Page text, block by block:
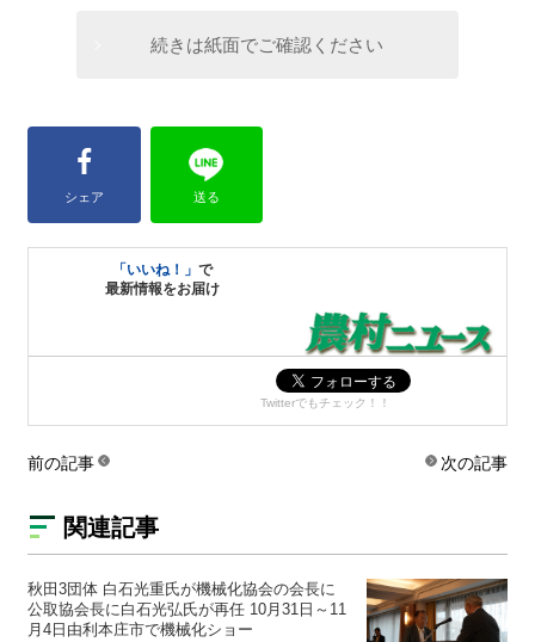
続きは紙面でご確認ください
シェア 送る
「いいね！」で
最新情報をお届け
Twitterでもチェック！！
前の記事 次の記事
関連記事
秋田3団体 白石光重氏が機械化協会の会長に
公取協会長に白石光弘氏が再任 10月31日～11
月4日由利本庄市で機械化ショー